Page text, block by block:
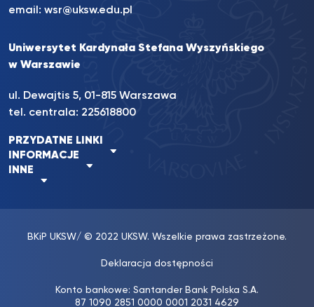
email: wsr@uksw.edu.pl
Uniwersytet Kardynała Stefana Wyszyńskiego
w Warszawie
ul. Dewajtis 5, 01-815 Warszawa
tel. centrala: 225618800
PRZYDATNE LINKI
INFORMACJE
INNE
BKiP UKSW/ © 2022 UKSW. Wszelkie prawa zastrzeżone.
Deklaracja dostępności
Konto bankowe: Santander Bank Polska S.A.
87 1090 2851 0000 0001 2031 4629